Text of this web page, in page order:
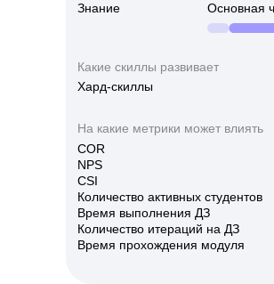
Знание
На какие метрики может влиять
COR
NPS
CSI
Количество активных студентов
Время выполнения ДЗ
Количество итераций на ДЗ
Время прохождения модуля
Основная
Какие скиллы развивает
Хард-скиллы